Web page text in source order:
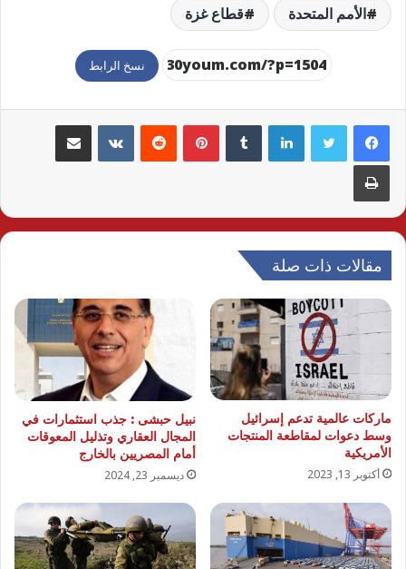
الأمم المتحدة قطاع غزة
نسخ الرابط
لينكدإن بينتيريست مشاركة عبر البريد
طباعة
مقالات ذات صلة
ماركات عالمية تدعم إسرائيل
وسط دعوات لمقاطعة المنتجات
الأمريكية
أكتوبر 13, 2023
نبيل حبشى : جذب استثمارات في
المجال العقاري وتذليل المعوقات
أمام المصريين بالخارج
ديسمبر 23, 2024